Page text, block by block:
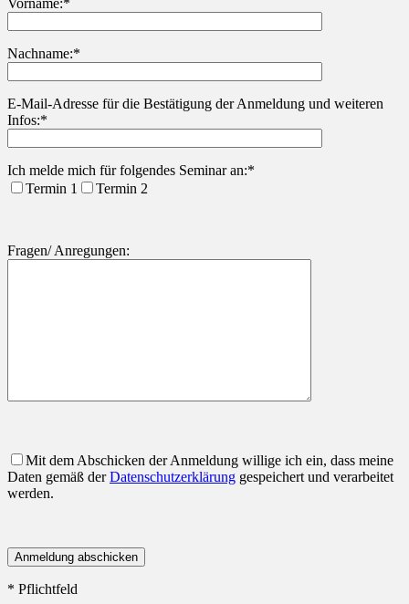
Vorname:*
Nachname:*
Bitte lasse dieses Feld leer.
E-Mail-Adresse für die Bestätigung der Anmeldung und weiteren
Infos:*
Ich melde mich für folgendes Seminar an:*
Termin 1
Termin 2
Fragen/ Anregungen:
Mit dem Abschicken der Anmeldung willige ich ein, dass meine
Daten gemäß derDatenschutzerklärung gespeichert und verarbeitet
werden.
* Pflichtfeld